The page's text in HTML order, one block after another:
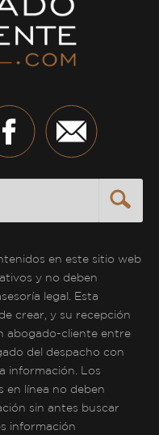
en este sitio web
y no deben
legal. Esta
crear, y su recepción
abogado-cliente entre
del despacho con
información. Los
en línea no deben
sin antes buscar
información